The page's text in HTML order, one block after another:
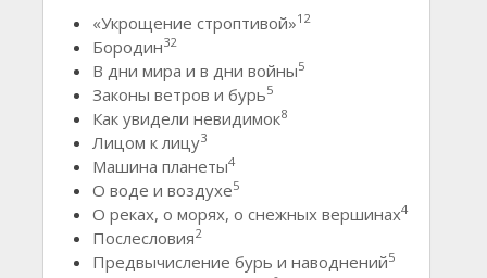
«Укрощение строптивой»12
Бородин32
В дни мира и в дни войны5
Законы ветров и бурь5
Как увидели невидимок8
Лицом к лицу3
Машина планеты4
О воде и воздухе5
О реках, о морях, о снежных вершинах4
Послесловия2
Предвычисление бурь и наводнений5